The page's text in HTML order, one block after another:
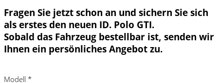
Fragen Sie jetzt schon an und sichern Sie sich
als erstes den neuen ID. Polo GTI.
Sobald das Fahrzeug bestellbar ist, senden wir
Ihnen ein persönliches Angebot zu.
Modell *